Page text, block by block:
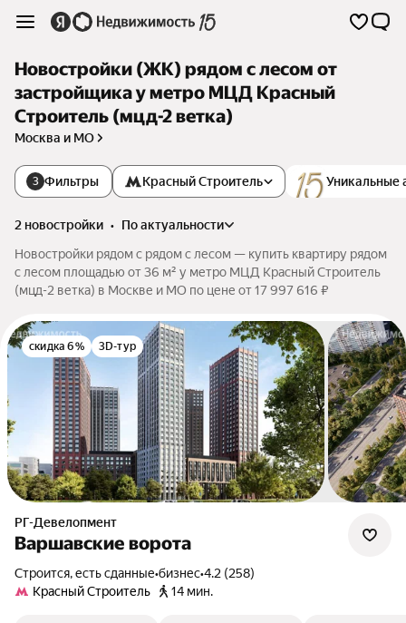
Новостройки (ЖК) рядом с лесом от
застройщика у метро МЦД Кpacный
Строитель (мцд-2 ветка)
Москва и МО
3 Фильтры Уникальные
Кpacный Строитель
2 новостройки •
по актуальности
Новостройки рядом с рядом с лесом — купить квартиру рядом
с лесом площадью от 36 м² у метро МЦД Кpacный Строитель
(мцд-2 ветка) в Москве и МО по цене от 17 997 616 ₽
скидка 6% 3D-тур
РГ-Девелопмент
Варшавские ворота
Строится, есть сданные•бизнес•4.2 (258)
Кpacный Строитель
14 мин.